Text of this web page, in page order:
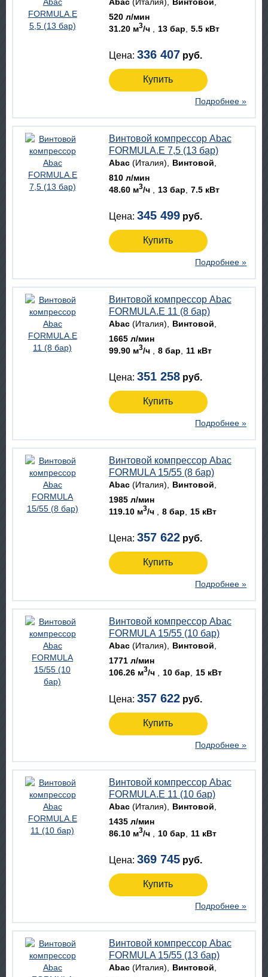
520 л/мин
31.20 м3/ч 13 бар 5.5 кВт
Цена: 336 407 руб.
Купить
Подробнее »
Винтовой компрессор Abac
FORMULA.E 7,5 (13 бар)
Abac(Италия)
Винтовой
810 л/мин
48.60 м3/ч 13 бар 7.5 кВт
Цена: 345 499 руб.
Купить
Подробнее »
Винтовой компрессор Abac
FORMULA.E 11 (8 бар)
Abac(Италия)
Винтовой
1665 л/мин
99.90 м3/ч 8 бар 11 кВт
Цена: 351 258 руб.
Купить
Подробнее »
Винтовой компрессор Abac
FORMULA 15/55 (8 бар)
Abac(Италия)
Винтовой
1985 л/мин
119.10 м3/ч 8 бар 15 кВт
Цена: 357 622 руб.
Купить
Подробнее »
Винтовой компрессор Abac
FORMULA 15/55 (10 бар)
Abac(Италия)
Винтовой
1771 л/мин
106.26 м3/ч 10 бар 15 кВт
Цена: 357 622 руб.
Купить
Подробнее »
Винтовой компрессор Abac
FORMULA.E 11 (10 бар)
Abac(Италия)
Винтовой
1435 л/мин
86.10 м3/ч 10 бар 11 кВт
Цена: 369 745 руб.
Купить
Подробнее »
Винтовой компрессор Abac
FORMULA 15/55 (13 бар)
Abac(Италия)
Винтовой